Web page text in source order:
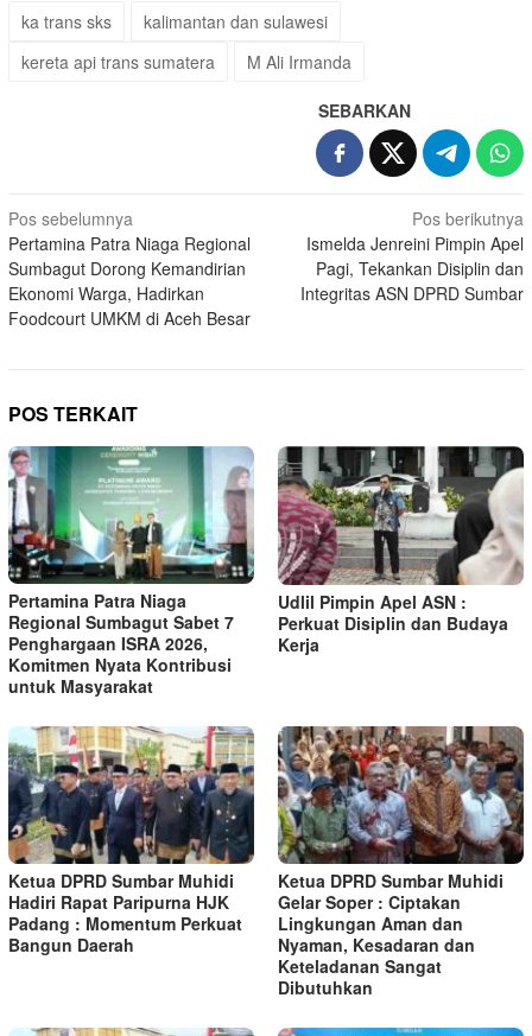
ka trans sks
kalimantan dan sulawesi
kereta api trans sumatera
M Ali Irmanda
SEBARKAN
Navigasi
pos
Pos sebelumnya
Pertamina Patra Niaga Regional
Sumbagut Dorong Kemandirian
Ekonomi Warga, Hadirkan
Foodcourt UMKM di Aceh Besar
Pos berikutnya
Ismelda Jenreini Pimpin Apel
Pagi, Tekankan Disiplin dan
Integritas ASN DPRD Sumbar
POS TERKAIT
Pertamina Patra Niaga
Regional Sumbagut Sabet 7
Penghargaan ISRA 2026,
Komitmen Nyata Kontribusi
untuk Masyarakat
Udlil Pimpin Apel ASN :
Perkuat Disiplin dan Budaya
Kerja
Ketua DPRD Sumbar Muhidi
Hadiri Rapat Paripurna HJK
Padang : Momentum Perkuat
Bangun Daerah
Ketua DPRD Sumbar Muhidi
Gelar Soper : Ciptakan
Lingkungan Aman dan
Nyaman, Kesadaran dan
Keteladanan Sangat
Dibutuhkan